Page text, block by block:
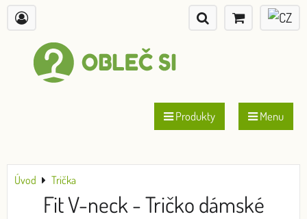
Produkty Menu
Úvod Trička
Fit V-neck - Tričko dámské